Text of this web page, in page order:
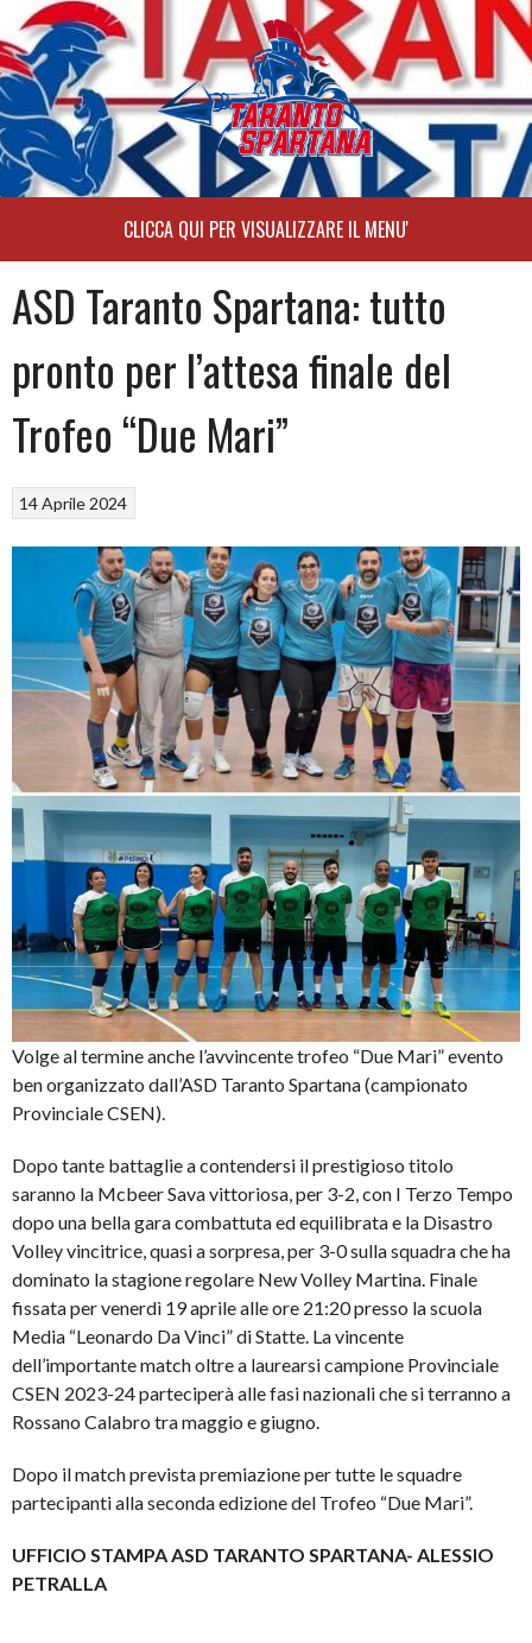
Skip
to
content
ASD Taranto Spartana: tutto
pronto per l’attesa finale del
Trofeo “Due Mari”
14 Aprile 2024
Volge al termine anche l’avvincente trofeo “Due Mari” evento
ben organizzato dall’ASD Taranto Spartana (campionato
Provinciale CSEN).
Dopo tante battaglie a contendersi il prestigioso titolo
saranno la Mcbeer Sava vittoriosa, per 3-2, con I Terzo Tempo
dopo una bella gara combattuta ed equilibrata e la Disastro
Volley vincitrice, quasi a sorpresa, per 3-0 sulla squadra che ha
dominato la stagione regolare New Volley Martina. Finale
fissata per venerdì 19 aprile alle ore 21:20 presso la scuola
Media “Leonardo Da Vinci” di Statte. La vincente
dell’importante match oltre a laurearsi campione Provinciale
CSEN 2023-24 parteciperà alle fasi nazionali che si terranno a
Rossano Calabro tra maggio e giugno.
Dopo il match prevista premiazione per tutte le squadre
partecipanti alla seconda edizione del Trofeo “Due Mari”.
UFFICIO STAMPA ASD TARANTO SPARTANA- ALESSIO
PETRALLA